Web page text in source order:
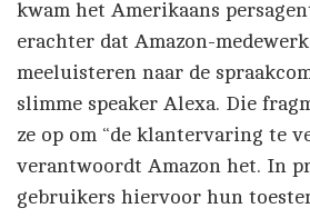
kwam het Amerikaans
erachter dat Amazon-
meeluisteren naar de
slimme speaker Alexa. Die
ze op om “de klantervaring te
verantwoordt Amazon het. In
gebruikers hiervoor hun